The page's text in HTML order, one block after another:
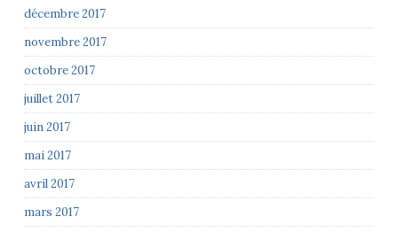
décembre 2017
novembre 2017
octobre 2017
juillet 2017
juin 2017
mai 2017
avril 2017
mars 2017